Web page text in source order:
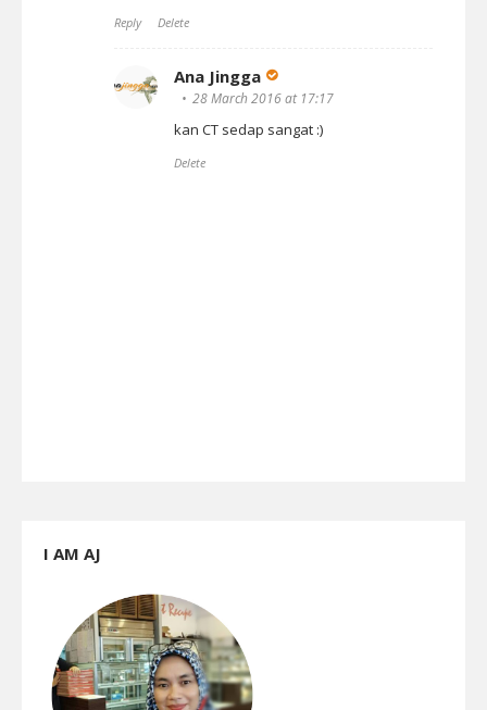
Reply Delete
Ana Jingga
28 March 2016 at 17:17
kan CT sedap sangat :)
Delete
I AM AJ